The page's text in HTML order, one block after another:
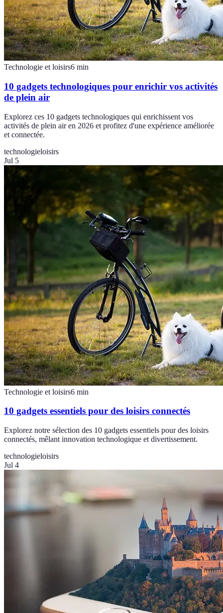
Technologie et loisirs6 min
10 gadgets technologiques pour enrichir vos activités
de plein air
Explorez ces 10 gadgets technologiques qui enrichissent vos
activités de plein air en 2026 et profitez d'une expérience améliorée
et connectée.
technologieloisirs
Jul 5
Technologie et loisirs6 min
10 gadgets essentiels pour des loisirs connectés
Explorez notre sélection des 10 gadgets essentiels pour des loisirs
connectés, mêlant innovation technologique et divertissement.
technologieloisirs
Jul 4